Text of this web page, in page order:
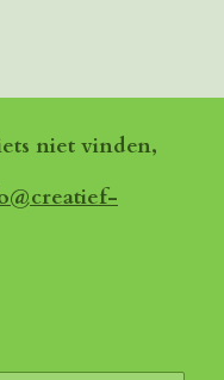
niet vinden,